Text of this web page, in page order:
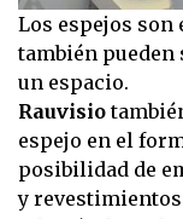
Los espejos son
también pueden
un espacio.
Rauvisio
espejo en el
posibilidad de
y